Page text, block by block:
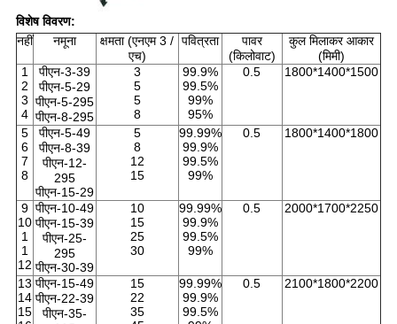
विशेष विवरण:
नहीं
नमूना
क्षमता (एनएम 3 /
एच)
पवित्रता
पावर
(किलोवाट)
कुल मिलाकर आकार
(मिमी)
1
2
3
4
पीएन-3-39
पीएन-5-29
पीएन-5-295
पीएन-8-295
3
5
5
8
99.9%
99.5%
99%
95%
0.5 1800*1400*1500
5
6
7
8
पीएन-5-49
पीएन-8-39
पीएन-12-
295
पीएन-15-29
5
8
12
15
99.99%
99.9%
99.5%
99%
0.5 1800*1400*1800
9
10
1
1
12
पीएन-10-49
पीएन-15-39
पीएन-25-
295
पीएन-30-39
10
15
25
30
99.99%
99.9%
99.5%
99%
0.5 2000*1700*2250
13
14
15
पीएन-15-49
पीएन-22-39
पीएन-35-
15
22
35
99.99%
99.9%
99.5%
0.5 2100*1800*2200